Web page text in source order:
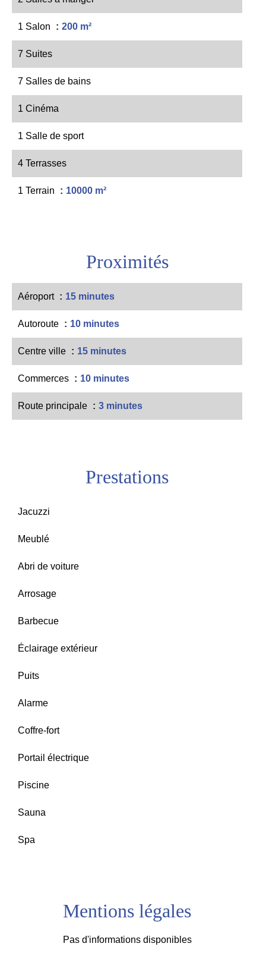
1 Salon 200 m²
7 Suites
7 Salles de bains
1 Cinéma
1 Salle de sport
4 Terrasses
1 Terrain 10000 m²
Proximités
Aéroport 15 minutes
Autoroute 10 minutes
Centre ville 15 minutes
Commerces 10 minutes
Route principale 3 minutes
Prestations
Jacuzzi
Meublé
Abri de voiture
Arrosage
Barbecue
Éclairage extérieur
Puits
Alarme
Coffre-fort
Portail électrique
Piscine
Sauna
Spa
Mentions légales
Pas d'informations disponibles